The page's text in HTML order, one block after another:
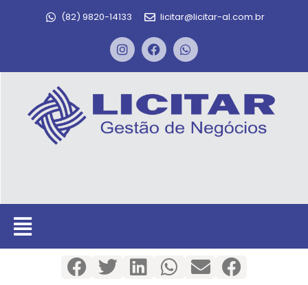
(82) 9820-14133 licitar@licitar-al.com.br